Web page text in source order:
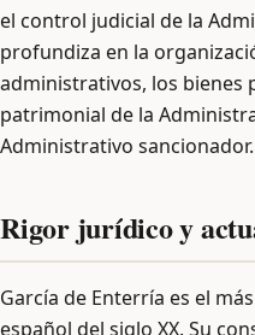
el control judicial de la
profundiza en la
administrativos, los bienes
patrimonial de la
Administrativo sancionador.
Rigor jurídico y
García de Enterría es el
español del siglo XX. Su